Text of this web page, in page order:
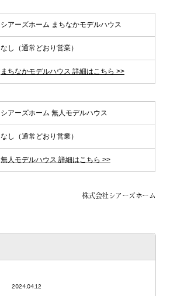
シアーズホーム まちなかモデルハウス
なし（通常どおり営業）
まちなかモデルハウス 詳細はこちら >>
シアーズホーム 無人モデルハウス
なし（通常どおり営業）
無人モデルハウス 詳細はこちら >>
株式会社シアーズホーム
2024.04.12